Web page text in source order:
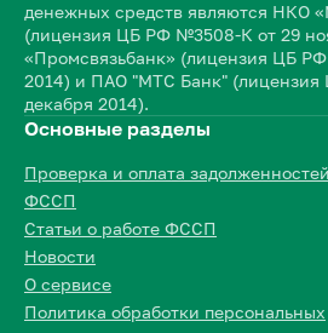
денежных средств являются НКО
(лицензия ЦБ РФ №3508-К от 29
«Промсвязьбанк» (лицензия ЦБ
2014) и ПАО "МТС Банк"
декабря 2014).
Основные разделы
Проверка и оплата задолженностей
ФССП
Статьи о работе ФССП
Новости
О сервисе
Политика обработки персональных